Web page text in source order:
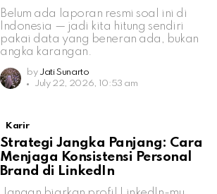
Belum ada laporan resmi soal ini di
Indonesia — jadi kita hitung sendiri
pakai data yang beneran ada, bukan
angka karangan.
by Jati Sunarto
July 22, 2026, 10:53 am
Karir
Strategi Jangka Panjang: Cara
Menjaga Konsistensi Personal
Brand di LinkedIn